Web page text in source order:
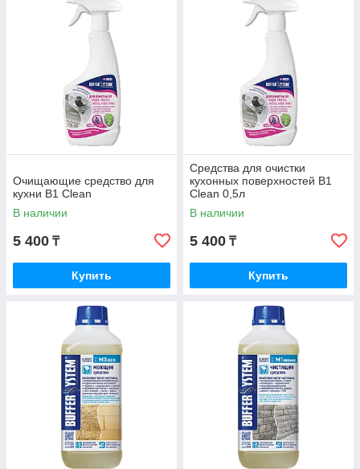
Очищающие средство для
кухни B1 Clean
В наличии
5 400 ₸
Купить
Средства для очистки
кухонных поверхностей B1
Clean 0,5л
В наличии
5 400 ₸
Купить